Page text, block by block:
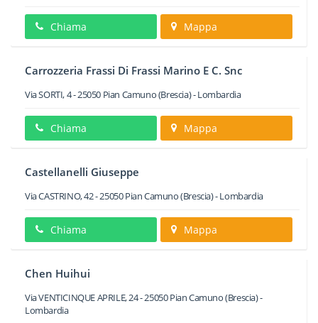
Chiama Mappa
Carrozzeria Frassi Di Frassi Marino E C. Snc
Via SORTI, 4-25050 Pian Camuno(Brescia) -Lombardia
Chiama Mappa
Castellanelli Giuseppe
Via CASTRINO, 42-25050Pian Camuno(Brescia) -Lombardia
Chiama Mappa
Chen Huihui
Via VENTICINQUE APRILE, 24-25050Pian Camuno(Brescia) -
Lombardia